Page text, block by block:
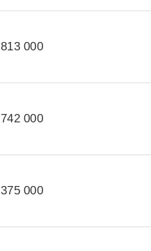
813 000
742 000
375 000